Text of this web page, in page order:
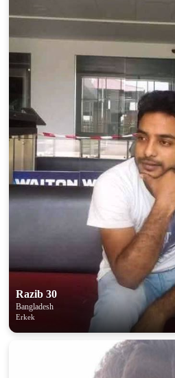
Razib 30
Bangladesh
Erkek